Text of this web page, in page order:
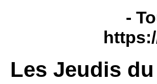
-
Les Jeudis